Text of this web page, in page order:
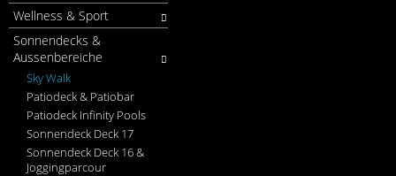
Wellness & Sport
Sonnendecks &
Aussenbereiche
Sky Walk
Patiodeck & Patiobar
Patiodeck Infinity Pools
Sonnendeck Deck 17
Sonnendeck Deck 16 &
Joggingparcour